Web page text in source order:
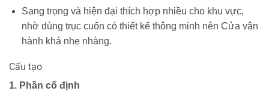
Sang trọng và hiện đại thích hợp nhiều cho khu vực,
nhờ dùng trục cuốn có thiết kế thông minh nên Cửa vận
hành khá nhẹ nhàng.
Cấu tạo
1. Phần cố định